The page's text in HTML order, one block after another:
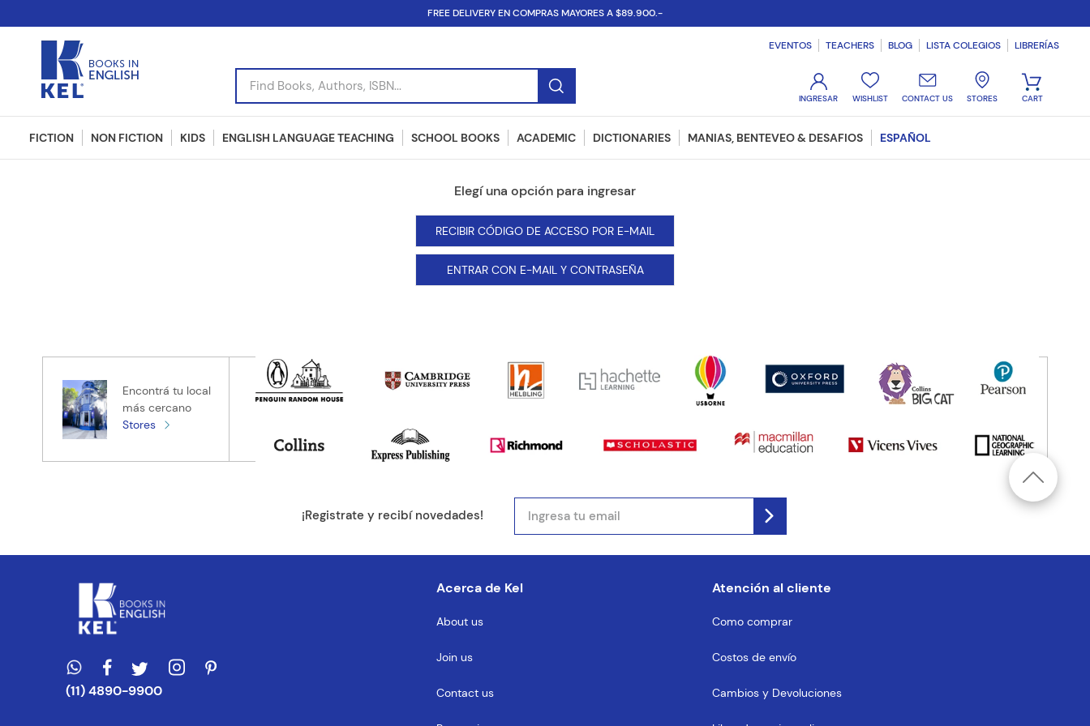
FREE DELIVERY EN COMPRAS MAYORES A $89.900.-
Find Books, Authors, ISBN...
EVENTOS TEACHERS BLOG LISTA COLEGIOS LIBRERÍAS
WISHLIST CONTACT US STORES
FICTION NON FICTION KIDS ENGLISH LANGUAGE TEACHING SCHOOL BOOKS ACADEMIC DICTIONARIES MANIAS, BENTEVEO & DESAFIOS ESPAÑOL
RECIBIR CÓDIGO DE ACCESO POR E-MAIL
ENTRAR CON E-MAIL Y CONTRASEÑA
Encontrá tu local
más cercano
Stores
¡Registrate y recibí novedades!
(11) 4890-9900
Acerca de Kel
About us
Join us
Contact us
Atención al cliente
Como comprar
Costos de envío
Cambios y Devoluciones